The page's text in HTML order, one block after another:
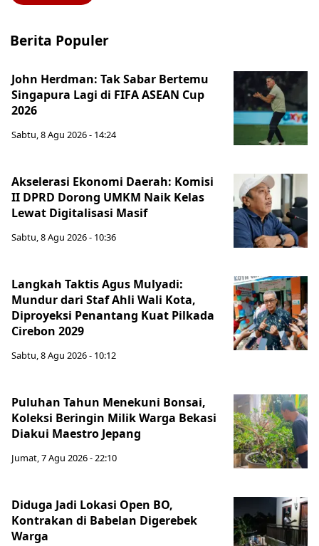
Berita Populer
John Herdman: Tak Sabar Bertemu
Singapura Lagi di FIFA ASEAN Cup
2026
Sabtu, 8 Agu 2026 - 14:24
Akselerasi Ekonomi Daerah: Komisi
II DPRD Dorong UMKM Naik Kelas
Lewat Digitalisasi Masif
Sabtu, 8 Agu 2026 - 10:36
Langkah Taktis Agus Mulyadi:
Mundur dari Staf Ahli Wali Kota,
Diproyeksi Penantang Kuat Pilkada
Cirebon 2029
Sabtu, 8 Agu 2026 - 10:12
Puluhan Tahun Menekuni Bonsai,
Koleksi Beringin Milik Warga Bekasi
Diakui Maestro Jepang
Jumat, 7 Agu 2026 - 22:10
Diduga Jadi Lokasi Open BO,
Kontrakan di Babelan Digerebek
Warga